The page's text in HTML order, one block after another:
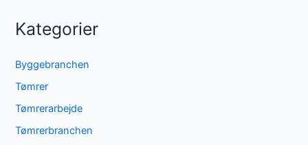
Kategorier
Byggebranchen
Tømrer
Tømrerarbejde
Tømrerbranchen